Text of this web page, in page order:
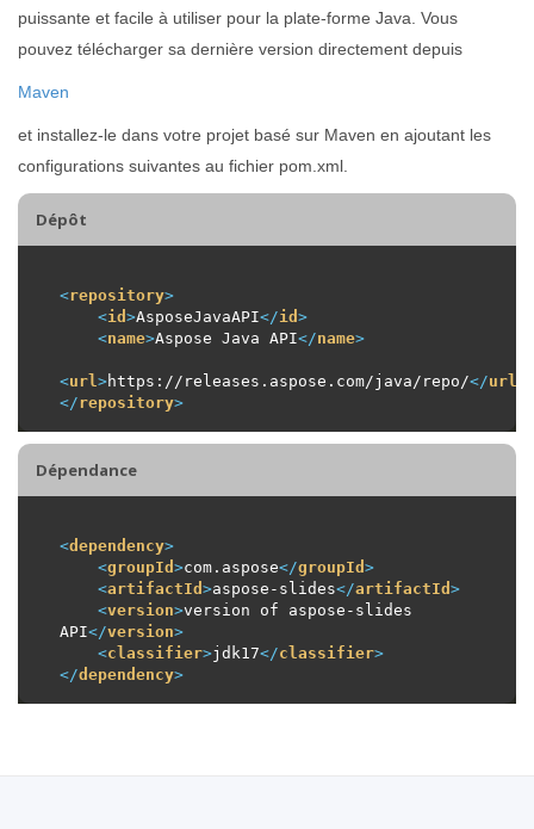
puissante et facile à utiliser pour la plate-forme Java. Vous
pouvez télécharger sa dernière version directement depuis
Maven
et installez-le dans votre projet basé sur Maven en ajoutant les
configurations suivantes au fichier pom.xml.
Dépôt
<repository>
<id >AsposeJavaAPI</id >
<name>Aspose Java API</name>
<url >https://releases.aspose.com/java/repo/</url
</repository>
Dépendance
<dependency>
<groupId >com.aspose</groupId >
<artifactId >aspose-slides</artifactId >
<version>version of aspose-slides
API</version>
<classifier>jdk17</classifier>
</dependency>